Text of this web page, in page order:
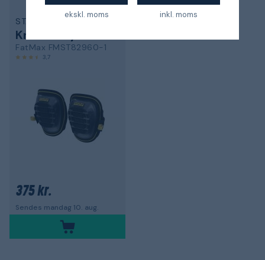
ekskl. moms inkl. moms
STANLEY
Knæbeskyttere
FatMax FMST82960-1
3,7
375 kr.
Sendes mandag 10. aug.